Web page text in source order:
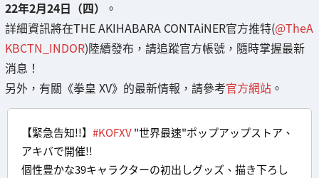
22年2月24日（四）
。
詳細資訊將在THE AKIHABARA CONTAiNER官方推特(@TheA
KBCTN_INDOR)陸續發布，請追蹤官方帳號，隨時掌握最新
消息！
另外，有關《拳皇 XV》的最新情報，請參考官方網站 。
【緊急告知!!】 #KOFXV"世界最速"ポップアップストア、
アキバで開催!!
個性豊かな39キャラクターの初出しグッズ、描き下ろし